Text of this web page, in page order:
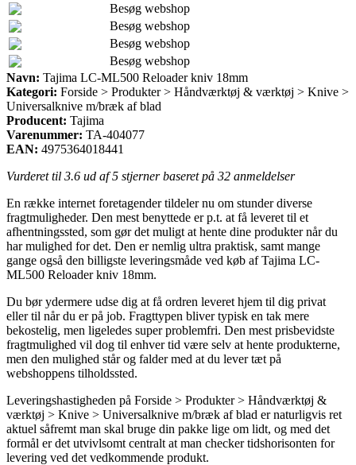
Besøg webshop
Besøg webshop
Besøg webshop
Besøg webshop
Navn: Tajima LC-ML500 Reloader kniv 18mm
Kategori: Forside > Produkter > Håndværktøj & værktøj > Knive >
Universalknive m/bræk af blad
Producent: Tajima
Varenummer: TA-404077
EAN: 4975364018441
Vurderet til 3.6 ud af 5 stjerner baseret på 32 anmeldelser
En række internet foretagender tildeler nu om stunder diverse
fragtmuligheder. Den mest benyttede er p.t. at få leveret til et
afhentningssted, som gør det muligt at hente dine produkter når du
har mulighed for det. Den er nemlig ultra praktisk, samt mange
gange også den billigste leveringsmåde ved køb af Tajima LC-
ML500 Reloader kniv 18mm.
Du bør ydermere udse dig at få ordren leveret hjem til dig privat
eller til når du er på job. Fragttypen bliver typisk en tak mere
bekostelig, men ligeledes super problemfri. Den mest prisbevidste
fragtmulighed vil dog til enhver tid være selv at hente produkterne,
men den mulighed står og falder med at du lever tæt på
webshoppens tilholdssted.
Leveringshastigheden på Forside > Produkter > Håndværktøj &
værktøj > Knive > Universalknive m/bræk af blad er naturligvis ret
aktuel såfremt man skal bruge din pakke lige om lidt, og med det
formål er det utvivlsomt centralt at man checker tidshorisonten for
levering ved det vedkommende produkt.